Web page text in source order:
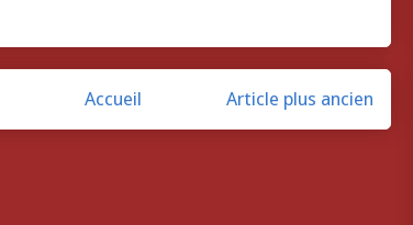
Article plus ancien
Accueil